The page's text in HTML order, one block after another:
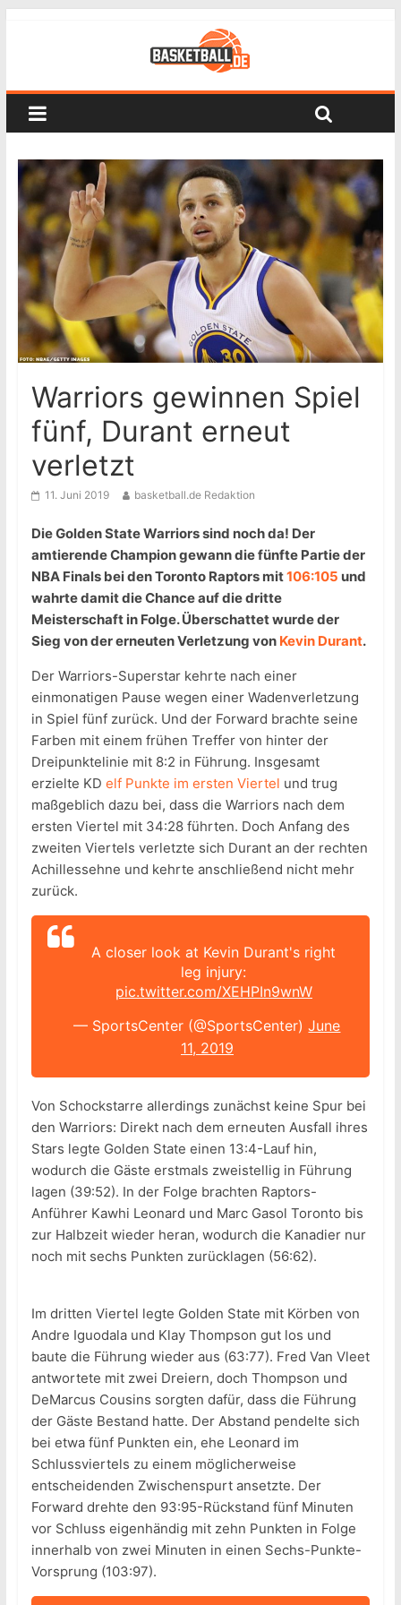
Warriors gewinnen Spiel
fünf, Durant erneut
verletzt
11. Juni 2019 basketball.de Redaktion
Die Golden State Warriors sind noch da! Der
amtierende Champion gewann die fünfte Partie der
NBA Finals bei den Toronto Raptors mit106:105 und
wahrte damit die Chance auf die dritte
Meisterschaft in Folge. Überschattet wurde der
Sieg von der erneuten Verletzung von Kevin Durant.
Der Warriors-Superstar kehrte nach einer
einmonatigen Pause wegen einer Wadenverletzung
in Spiel fünf zurück. Und der Forward brachte seine
Farben mit einem frühen Treffer von hinter der
Dreipunktelinie mit 8:2 in Führung. Insgesamt
erzielte KD elf Punkte im ersten Viertel und trug
maßgeblich dazu bei, dass die Warriors nach dem
ersten Viertel mit 34:28 führten. Doch Anfang des
zweiten Viertels verletzte sich Durant an der rechten
Achillessehne und kehrte anschließend nicht mehr
zurück.
A closer look at Kevin Durant's right
leg injury:
pic.twitter.com/XEHPIn9wnW
— SportsCenter (@SportsCenter)June
11, 2019
Von Schockstarre allerdings zunächst keine Spur bei
den Warriors: Direkt nach dem erneuten Ausfall ihres
Stars legte Golden State einen 13:4-Lauf hin,
wodurch die Gäste erstmals zweistellig in Führung
lagen (39:52). In der Folge brachten Raptors-
Anführer Kawhi Leonard und Marc Gasol Toronto bis
zur Halbzeit wieder heran, wodurch die Kanadier nur
noch mit sechs Punkten zurücklagen (56:62).
Im dritten Viertel legte Golden State mit Körben von
Andre Iguodala und Klay Thompson gut los und
baute die Führung wieder aus (63:77). Fred Van Vleet
antwortete mit zwei Dreiern, doch Thompson und
DeMarcus Cousins sorgten dafür, dass die Führung
der Gäste Bestand hatte. Der Abstand pendelte sich
bei etwa fünf Punkten ein, ehe Leonard im
Schlussviertels zu einem möglicherweise
entscheidenden Zwischenspurt ansetzte. Der
Forward drehte den 93:95-Rückstand fünf Minuten
vor Schluss eigenhändig mit zehn Punkten in Folge
innerhalb von zwei Minuten in einen Sechs-Punkte-
Vorsprung (103:97).